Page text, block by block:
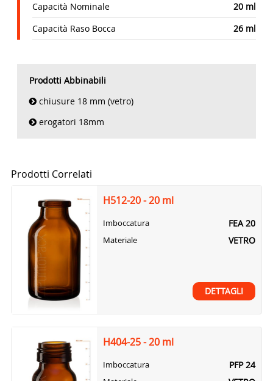
Capacità Nominale
20 ml
Capacità Raso Bocca
26 ml
Prodotti Abbinabili
chiusure 18 mm (vetro)
erogatori 18mm
Prodotti Correlati
H512-20 - 20 ml
Imboccatura FEA 20
Materiale VETRO
DETTAGLI
H404-25 - 20 ml
Imboccatura PFP 24